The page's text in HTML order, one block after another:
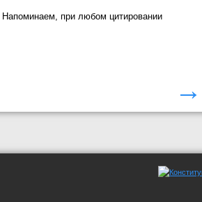
Напоминаем, при любом цитировании
→